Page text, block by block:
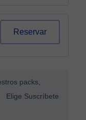
Reservar
packs,
Elige Suscríbete